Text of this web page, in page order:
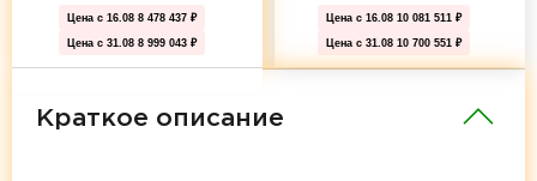
Цена с 16.08 8 478 437 ₽
Цена с 31.08 8 999 043 ₽
Цена с 16.08 10 081 511 ₽
Цена с 31.08 10 700 551 ₽
Краткое описание